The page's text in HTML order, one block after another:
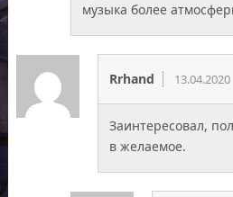
музыка более
Rrhand 13.04.2020
Заинтересовал,
в желаемое.